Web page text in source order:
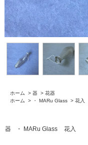
ホーム > 器 > 花器
ホーム
> ・ MARu Glass > 花入
器 ・ MARu Glass 花入